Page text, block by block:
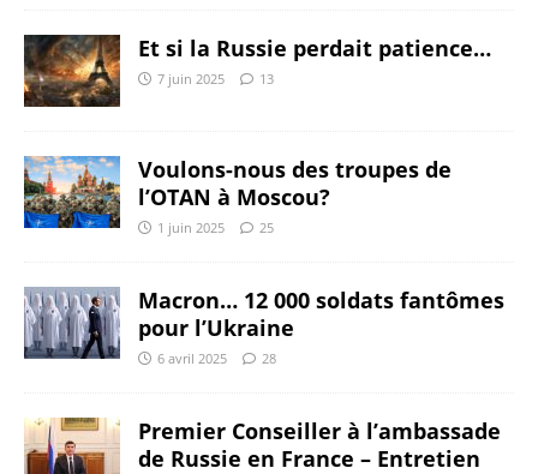
Et si la Russie perdait patience…
7 juin 2025 13
Voulons-nous des troupes de
l’OTAN à Moscou?
1 juin 2025 25
Macron… 12 000 soldats fantômes
pour l’Ukraine
6 avril 2025 28
Premier Conseiller à l’ambassade
de Russie en France – Entretien